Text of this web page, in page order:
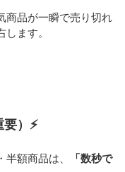
商品が一瞬で売り切れ
ます。
）⚡
額商品は、
「数秒で